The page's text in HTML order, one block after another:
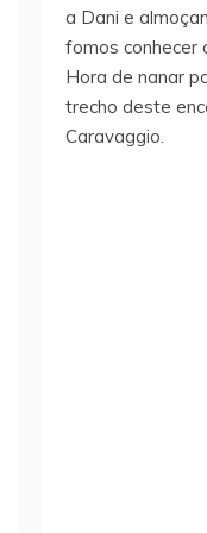
a Dani e
fomos conhecer
Hora de nanar
trecho deste
Caravaggio.